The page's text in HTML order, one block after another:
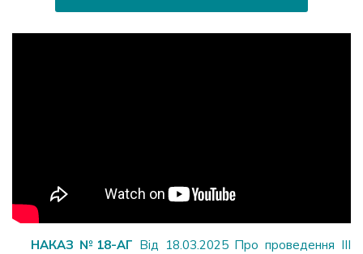
НАКАЗ №18-АГ Від 18.03.2025 Про проведення ІІІ